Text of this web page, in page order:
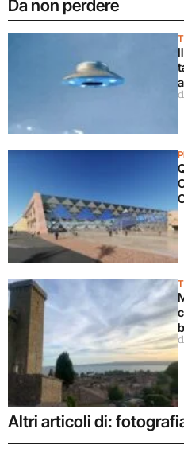
Da non perdere
Altri articoli di: